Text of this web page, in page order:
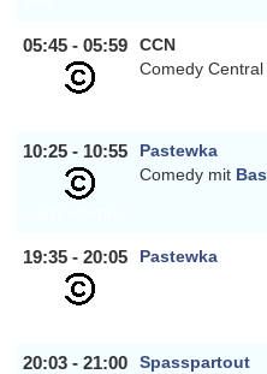
05:45 - 05:59
CCN
Comedy
10:25 - 10:55
Pastewka
Comedy mit
19:35 - 20:05 Pastewka
20:03 - 21:00 Spasspartout